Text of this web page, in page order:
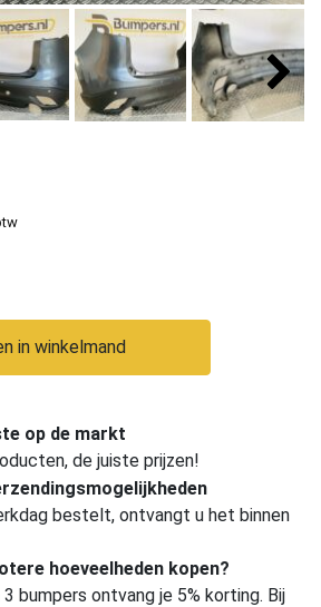
in winkelmand
op de markt
de juiste prijzen!
bestelt, ontvangt u het binnen
hoeveelheden kopen?
3 bumpers ontvang je 5% korting. Bij